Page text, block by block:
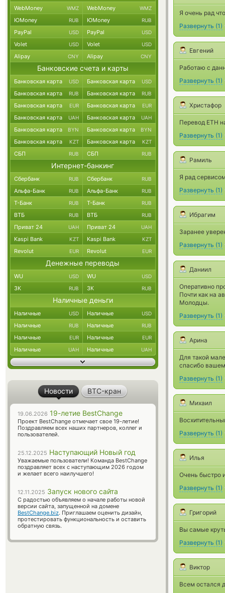
Я очень рад
Развернуть (1)
Евгений
Работаю с
Развернуть (1)
Христафор
Перевод ETH
Развернуть (1)
Рамиль
Я рад
Развернуть (1)
Ибрагим
Заранее
Развернуть (1)
Даниил
Оперативно
Почти как на
Молодцы.
Развернуть (1)
Арина
Для такой
спасибо
Развернуть (1)
Михаил
Развернуть (1)
Илья
Очень быстро
Развернуть (1)
Григорий
Вы самые
Развернуть (1)
Виктор
Всем остался
WebMoney WMZ WebMoney WMZ
ЮMoney RUB ЮMoney RUB
PayPal USD PayPal USD
Volet USD Volet USD
Alipay CNY Alipay CNY
Банковские счета и карты
Банковская карта USD Банковская карта USD
Банковская карта RUB Банковская карта RUB
Банковская карта EUR Банковская карта EUR
Банковская карта UAH Банковская карта UAH
Банковская карта BYN Банковская карта BYN
Банковская карта KZT Банковская карта KZT
СБП RUB СБП RUB
Интернет-банкинг
Сбербанк RUB Сбербанк RUB
Альфа-Банк RUB Альфа-Банк RUB
Т-Банк RUB Т-Банк RUB
ВТБ RUB ВТБ RUB
Приват 24 UAH Приват 24 UAH
Kaspi Bank KZT Kaspi Bank KZT
Revolut EUR Revolut EUR
Денежные переводы
WU USD WU USD
ЗК RUB ЗК RUB
Наличные деньги
Наличные USD Наличные USD
Наличные RUB Наличные RUB
Наличные EUR Наличные EUR
Наличные UAH Наличные UAH
Новости BTC-кран
19.06.2026 19-летие BestChange
Проект BestChange отмечает свое 19-летие!
Поздравляем всех наших партнеров, коллег и
пользователей.
25.12.2025 Наступающий Новый год
Уважаемые пользователи! Команда BestChange
поздравляет всех с наступающим 2026 годом
и желает всего наилучшего!
12.11.2025 Запуск нового сайта
С радостью объявляем о начале работы новой
версии сайта, запущенной на домене
BestChange.biz. Приглашаем оценить дизайн,
протестировать функциональность и оставить
обратную связь.